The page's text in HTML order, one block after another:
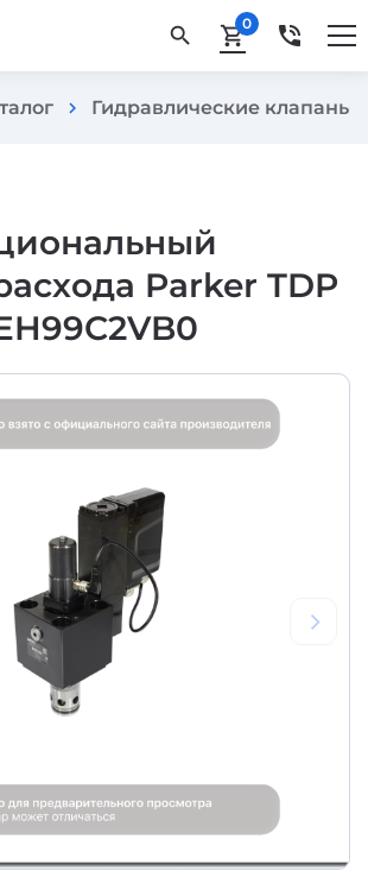
search shopping_cart0 phone_in_talk
chevron_right Гидравлические клапаны
Parker TDP